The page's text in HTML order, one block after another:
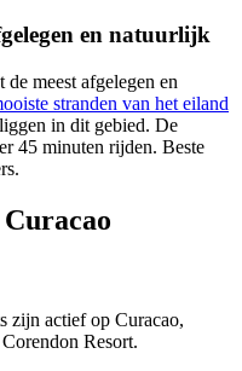
en natuurlijk
meest afgelegen en
stranden van het eiland
in dit gebied. De
45 minuten rijden. Beste
zijn actief op Curacao,
Resort.